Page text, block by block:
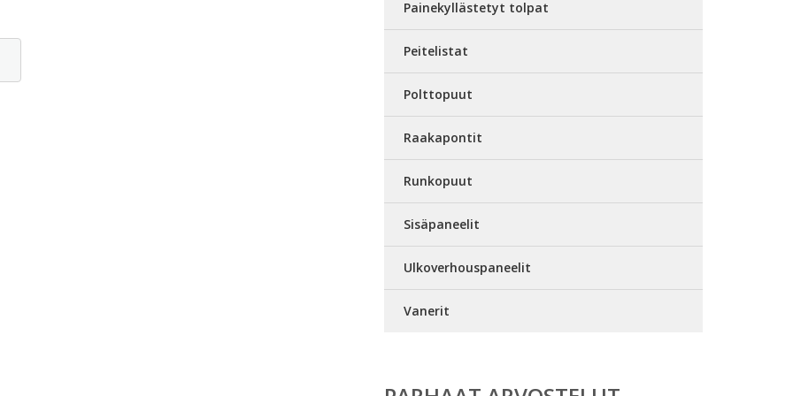
Painekyllästetyt tolpat
Peitelistat
Polttopuut
Raakapontit
Runkopuut
Sisäpaneelit
Ulkoverhouspaneelit
Vanerit